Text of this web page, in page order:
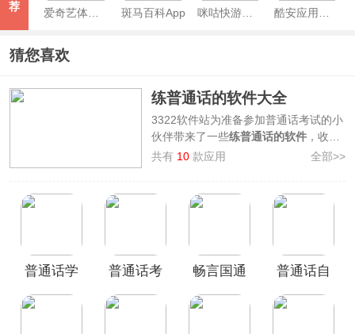
荐 爱奇艺体育App 斑马百科App
猜您喜欢
练普通话的软件大全
3322软件站为准备参加普通话考试的小
伙伴带来了一些练普通话的软件 ，收录
了普通话水平测试、普通话考试、普通
程，还能测试和纠正大家普通话的发音
些软件还有学习社区板块，与千万同学
一起交流分享经验，有需要的小伙伴欢
共有 10 款应用 全部>>
普通话学
普通话考
畅言国通
普通话自